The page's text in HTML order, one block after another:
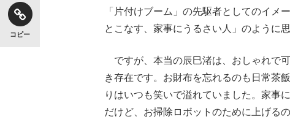
コピー
「片付けブーム」の先駆者としてのイメ
とこなす、家事にうるさい人」のように
ですが、本当の辰巳渚は、おしゃれで
き存在です。お財布を忘れるのも日常茶
りはいつも笑いで溢れていました。家事
だけど、お掃除ロボットのために上げる